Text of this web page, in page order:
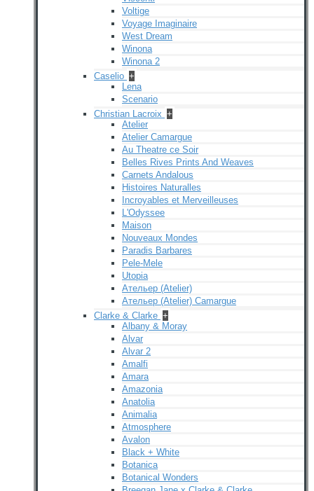
Voltige
Voyage Imaginaire
West Dream
Winona
Winona 2
Caselio +
Lena
Scenario
Christian Lacroix +
Atelier
Atelier Camargue
Au Theatre ce Soir
Belles Rives Prints And Weaves
Carnets Andalous
Histoires Naturalles
Incroyables et Merveilleuses
L'Odyssee
Maison
Nouveaux Mondes
Paradis Barbares
Pele-Mele
Utopia
Ательер (Atelier)
Ательер (Atelier) Camargue
Clarke & Clarke +
Albany & Moray
Alvar
Alvar 2
Amalfi
Amara
Amazonia
Anatolia
Animalia
Atmosphere
Avalon
Black + White
Botanica
Botanical Wonders